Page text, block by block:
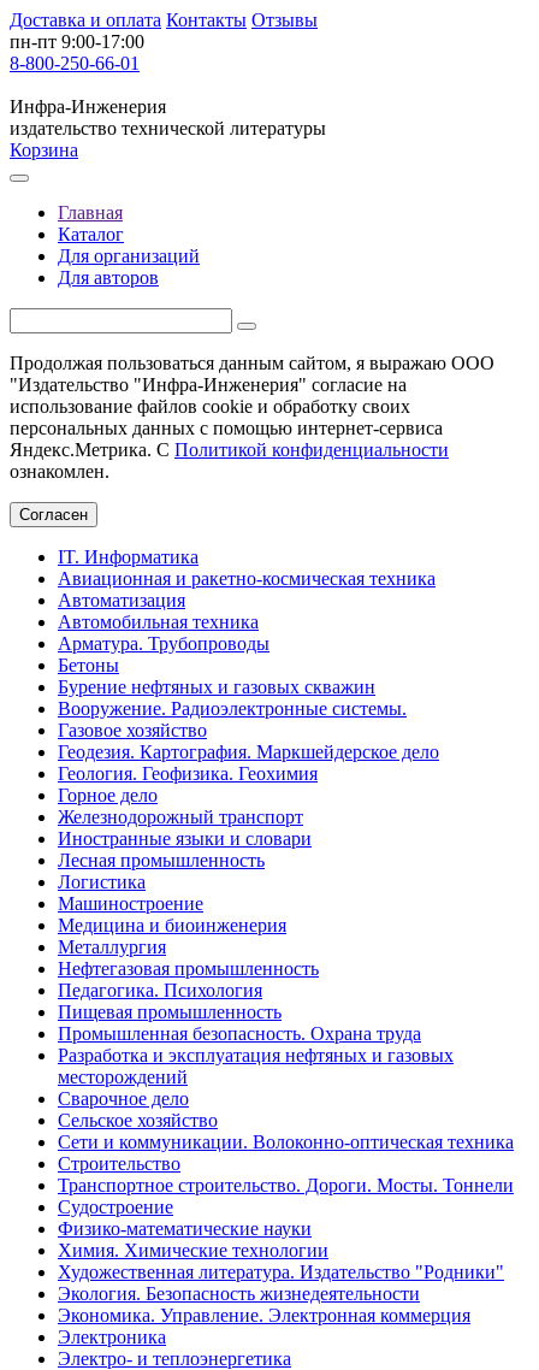
Доставка и оплата Контакты Отзывы
пн-пт 9:00-17:00
8-800-250-66-01
Инфра-Инженерия
издательство технической литературы
Корзина
Главная
Каталог
Для организаций
Для авторов
Продолжая пользоваться данным сайтом, я выражаю ООО
"Издательство "Инфра-Инженерия" согласие на
использование файлов cookie и обработку своих
персональных данных с помощью интернет-сервиса
Яндекс.Метрика. С Политикой конфиденциальности
ознакомлен.
Согласен
IT. Информатика
Авиационная и ракетно-космическая техника
Автоматизация
Автомобильная техника
Арматура. Трубопроводы
Бетоны
Бурение нефтяных и газовых скважин
Вооружение. Радиоэлектронные системы.
Газовое хозяйство
Геодезия. Картография. Маркшейдерское дело
Геология. Геофизика. Геохимия
Горное дело
Железнодорожный транспорт
Иностранные языки и словари
Лесная промышленность
Логистика
Машиностроение
Медицина и биоинженерия
Металлургия
Нефтегазовая промышленность
Педагогика. Психология
Пищевая промышленность
Промышленная безопасность. Охрана труда
Разработка и эксплуатация нефтяных и газовых
месторождений
Сварочное дело
Сельское хозяйство
Сети и коммуникации. Волоконно-оптическая техника
Строительство
Транспортное строительство. Дороги. Мосты. Тоннели
Судостроение
Физико-математические науки
Химия. Химические технологии
Художественная литература. Издательство "Родники"
Экология. Безопасность жизнедеятельности
Экономика. Управление. Электронная коммерция
Электроника
Электро- и теплоэнергетика